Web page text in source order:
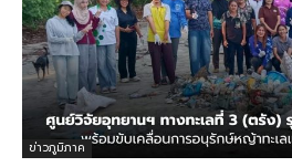
ข่าวภูมิภาค